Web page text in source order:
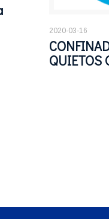
2020-03-16
QUIETOS